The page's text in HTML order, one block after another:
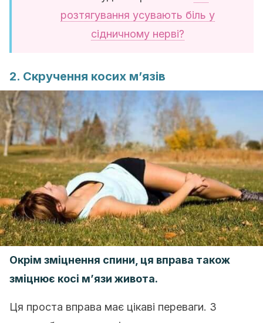
розтягування усувають біль у
сідничному нерві?
2. Скручення косих м’язів
Окрім зміцнення спини, ця вправа також
зміцнює косі м’язи живота.
Ця проста вправа має цікаві переваги. З